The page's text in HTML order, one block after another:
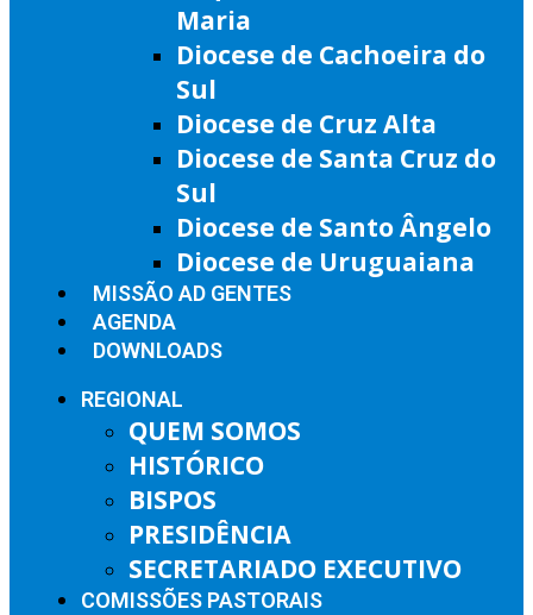
Maria
Diocese de Cachoeira do
Sul
Diocese de Cruz Alta
Diocese de Santa Cruz do
Sul
Diocese de Santo Ângelo
Diocese de Uruguaiana
MISSÃO AD GENTES
AGENDA
DOWNLOADS
REGIONAL
QUEM SOMOS
HISTÓRICO
BISPOS
PRESIDÊNCIA
SECRETARIADO EXECUTIVO
COMISSÕES PASTORAIS